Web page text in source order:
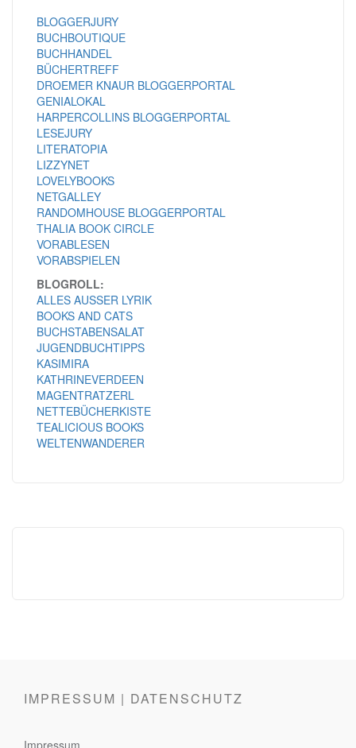
BLOGGERJURY
BUCHBOUTIQUE
BUCHHANDEL
BÜCHERTREFF
DROEMER KNAUR BLOGGERPORTAL
GENIALOKAL
HARPERCOLLINS BLOGGERPORTAL
LESEJURY
LITERATOPIA
LIZZYNET
LOVELYBOOKS
NETGALLEY
RANDOMHOUSE BLOGGERPORTAL
THALIA BOOK CIRCLE
VORABLESEN
VORABSPIELEN
BLOGROLL:
ALLES AUSSER LYRIK
BOOKS AND CATS
BUCHSTABENSALAT
JUGENDBUCHTIPPS
KASIMIRA
KATHRINEVERDEEN
MAGENTRATZERL
NETTEBÜCHERKISTE
TEALICIOUS BOOKS
WELTENWANDERER
IMPRESSUM | DATENSCHUTZ